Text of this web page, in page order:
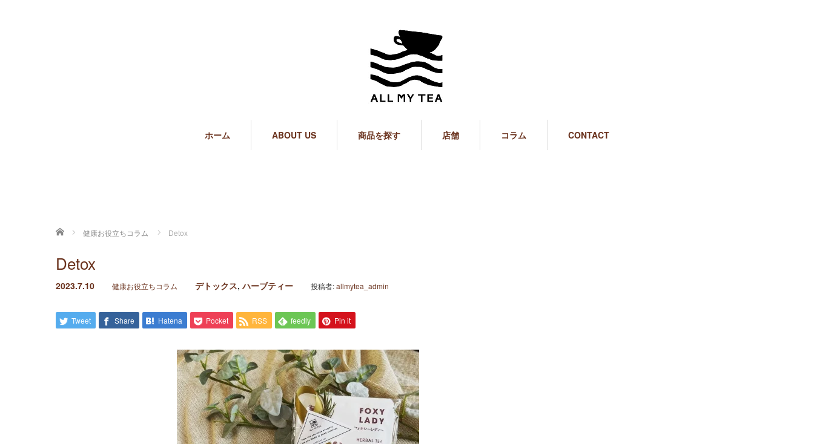
ホーム ABOUT US 商品を探す 店舗 コラム CONTACT
ホーム 健康お役立ちコラム Detox
Detox
2023.7.10 健康お役立ちコラム デトックス,ハーブティー 投稿者:allmytea_admin
Tweet Share Hatena Pocket RSS feedly Pin it